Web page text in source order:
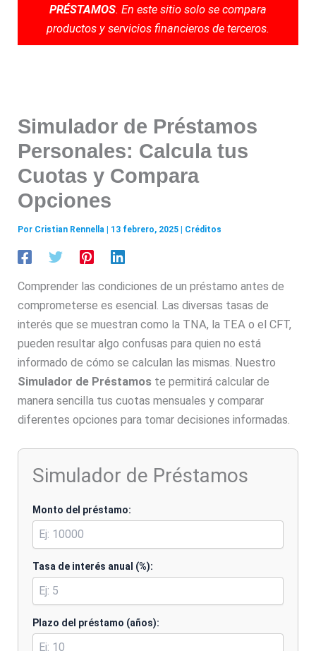
PRÉSTAMOS. En este sitio solo se compara
productos y servicios financieros de terceros.
Simulador de Préstamos
Personales: Calcula tus
Cuotas y Compara
Opciones
Por Cristian Rennella| 13 febrero, 2025| Créditos
Comprender las condiciones de un préstamo antes de
comprometerse es esencial. Las diversas tasas de
interés que se muestran como la TNA, la TEA o el CFT,
pueden resultar algo confusas para quien no está
informado de cómo se calculan las mismas. Nuestro
Simulador de Préstamos te permitirá calcular de
manera sencilla tus cuotas mensuales y comparar
diferentes opciones para tomar decisiones informadas.
Simulador de Préstamos
Monto del préstamo:
Tasa de interés anual (%):
Plazo del préstamo (años):